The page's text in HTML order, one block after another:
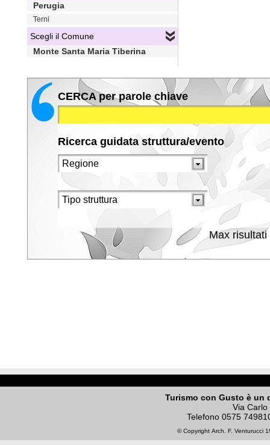
Perugia
Terni
Scegli il Comune
Monte Santa Maria Tiberina
CERCA per parole chiave
Ricerca guidata struttura/evento
Max risultati
Turismo con Gusto è un
Via
Telefono 0575
© Copyright Arch. F. Venturucci